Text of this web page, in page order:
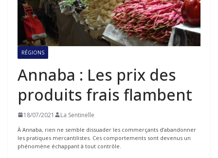
RÉGIONS
Annaba : Les prix des
produits frais flambent
18/07/2021 La Sentinelle
À Annaba, rien ne semble dissuader les commerçants d’abandonner
les pratiques mercantilistes. Ces comportements sont devenus un
phénomène échappant à tout contrôle.